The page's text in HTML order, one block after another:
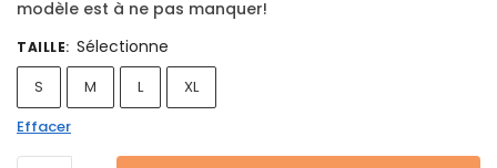
modèle est à ne pas manquer!
TAILLE: Sélectionne
S M L
XL
Effacer